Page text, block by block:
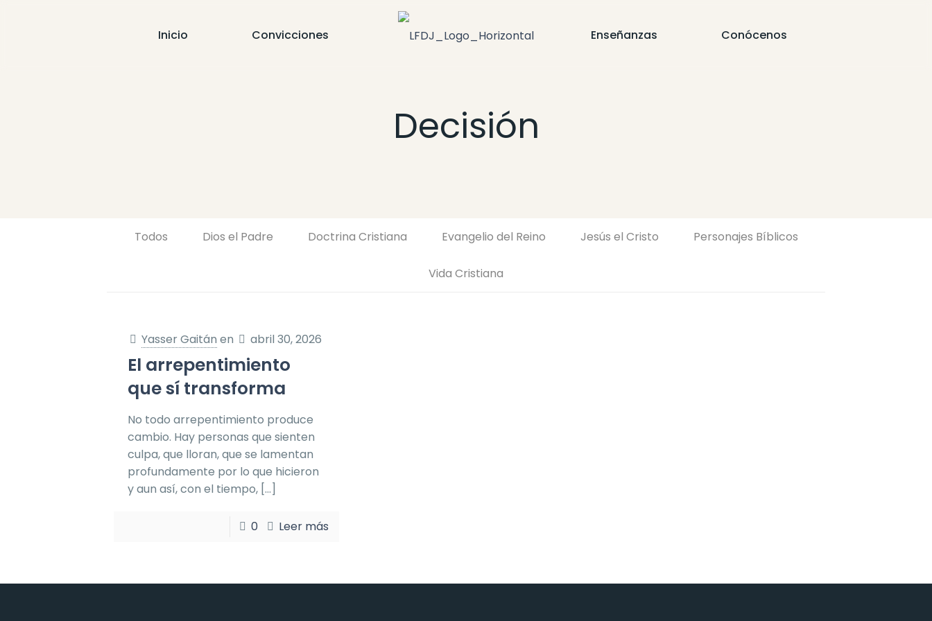
Inicio Convicciones Enseñanzas Conócenos
Decisión
Todos Dios el Padre Doctrina Cristiana Evangelio del Reino Jesús el Cristo Personajes Bíblicos
Vida Cristiana
Yasser Gaitán en abril 30, 2026
El arrepentimiento
que sí transforma
No todo arrepentimiento produce
cambio. Hay personas que sienten
culpa, que lloran, que se lamentan
profundamente por lo que hicieron
y aun así, con el tiempo, […]
0 Leer más